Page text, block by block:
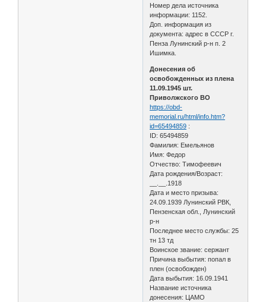
Номер дела источника
информации: 1152.
Доп. информация из
документа: адрес в СССР г.
Пенза Лунинский р-н п. 2
Ишимка.
Донесения об
освобожденных из плена
11.09.1945 шт.
Приволжского ВО
https://obd-
memorial.ru/html/info.htm?
id=65494859 :
ID: 65494859
Фамилия: Емельянов
Имя: Федор
Отчество: Тимофеевич
Дата рождения/Возраст:
__.__.1918
Дата и место призыва:
24.09.1939 Лунинский РВК,
Пензенская обл., Лунинский
р-н
Последнее место службы: 25
тн 13 тд
Воинское звание: сержант
Причина выбытия: попал в
плен (освобожден)
Дата выбытия: 16.09.1941
Название источника
донесения: ЦАМО